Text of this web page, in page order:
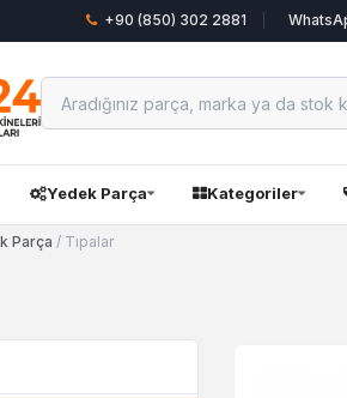
+90 (850) 302 2881
Yedek Parça Kategoriler
Parça / Tıpalar